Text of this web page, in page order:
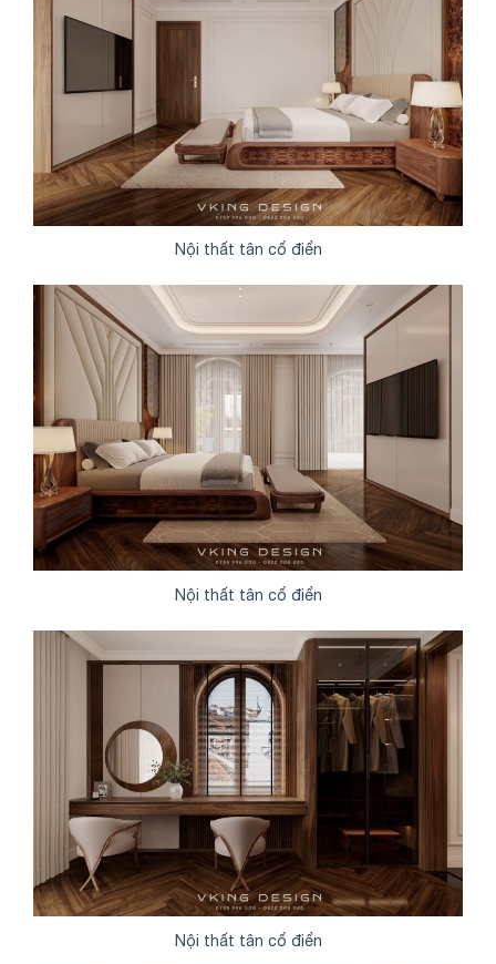
Nội thất tân cổ điển
Nội thất tân cổ điển
Nội thất tân cổ điển